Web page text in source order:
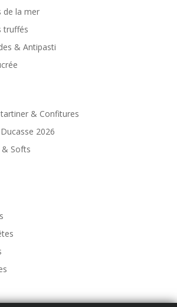
de la mer
truffés
& Antipasti
& Confitures
2026
& Softs